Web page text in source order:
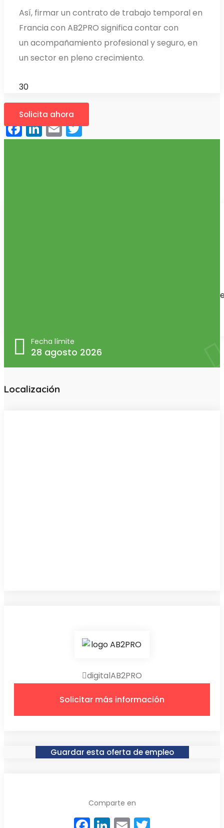
Así, firmar un contrato de trabajo temporal en
Francia con AB2PRO significa contar con
un acompañamiento profesional y seguro, en
un sector en pleno crecimiento.
30
Solicita ahora
Facebook
LinkedIn
EmailTwitter
Fecha de inicio
Fecha límite
28 agosto 2026
Localización
digitalAB2PRO
Solicitar más información
Guardar esta oferta de empleo
Comparte en